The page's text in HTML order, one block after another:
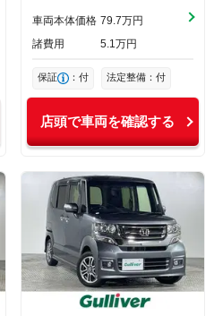
車両本体価格 79 7万円
諸費用
5 1万円
保証 ：付 法定整備：付
店頭で車両を確認する